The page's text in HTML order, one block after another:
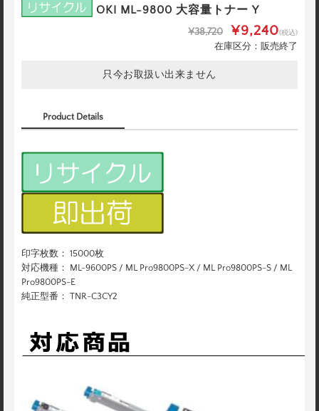
OKI ML-9800 大容量トナー Y
¥38,720 ¥9,240(税込)
在庫区分：販売終了
只今お取扱い出来ません
Product Details
印字枚数： 15000枚
対応機種： ML-9600PS / ML Pro9800PS-X / ML Pro9800PS-S / ML
Pro9800PS-E
純正型番： TNR-C3CY2